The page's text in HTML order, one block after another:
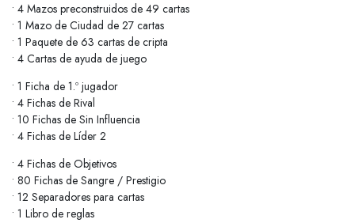
• 4 Mazos preconstruidos de 49 cartas
• 1 Mazo de Ciudad de 27 cartas
• 1 Paquete de 63 cartas de cripta
• 4 Cartas de ayuda de juego
• 1 Ficha de 1.º jugador
• 4 Fichas de Rival
• 10 Fichas de Sin Influencia
• 4 Fichas de Líder 2
• 4 Fichas de Objetivos
• 80 Fichas de Sangre / Prestigio
• 12 Separadores para cartas
• 1 Libro de reglas